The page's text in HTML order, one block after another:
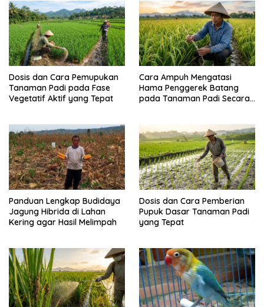
Dosis dan Cara Pemupukan
Tanaman Padi pada Fase
Vegetatif Aktif yang Tepat
Cara Ampuh Mengatasi
Hama Penggerek Batang
pada Tanaman Padi Secara
Panduan Lengkap Budidaya
Jagung Hibrida di Lahan
Kering agar Hasil Melimpah
Dosis dan Cara Pemberian
Pupuk Dasar Tanaman Padi
yang Tepat